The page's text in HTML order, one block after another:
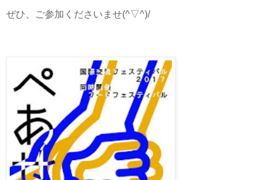
ぜひ、ご参加くださいませ(^▽^)/